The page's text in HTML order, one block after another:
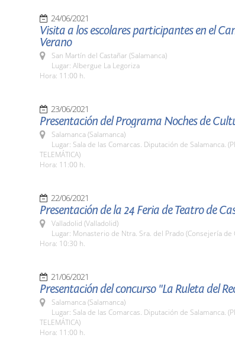
24/06/2021
Visita a los escolares participantes en el
Verano
San Martín del Castañar (Salamanca)
Lugar: Albergue La Legoriza
Hora: 11:00 h.
23/06/2021
Presentación del Programa Noches de
Salamanca (Salamanca)
Lugar: Sala de las Comarcas. Diputación de Salamanca.
TELEMÁTICA)
Hora: 11:00 h.
22/06/2021
Presentación de la 24 Feria de Teatro de
Valladolid (Valladolid)
Lugar: Monasterio de Ntra. Sra. del Prado (Consejería de
Hora: 10:30 h.
21/06/2021
Presentación del concurso "La Ruleta del
Salamanca (Salamanca)
Lugar: Sala de las Comarcas. Diputación de Salamanca.
TELEMÁTICA)
Hora: 11:00 h.